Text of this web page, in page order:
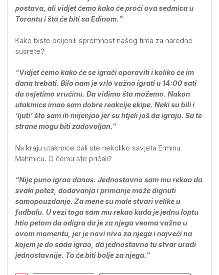
postava, ali vidjet ćemo kako će proći ova sedmica u
Torontu i šta će biti sa Edinom.”
Kako biste ocijenili spremnost našeg tima za naredne
susrete?
“Vidjet ćemo kako će se igrači oporaviti i koliko će im
dana trebati. Bilo nam je vrlo važno igrati u 14:00 sati
da osjetimo vrućinu. Da vidimo šta možemo. Nakon
utakmice imao sam dobre reakcije ekipe. Neki su bili i
‘ljuti’ što sam ih mijenjao jer su htjeli još da igraju. Sa te
strane mogu biti zadovoljan.”
Na kraju utakmice dali ste nekoliko savjeta Erminu
Mahmiću. O čemu ste pričali?
“Nije puno igrao danas. Jednostavno sam mu rekao da
svaki potez, dodavanja i primanje može dignuti
samopouzdanje. Za mene su male stvari velike u
fudbalu. U vezi toga sam mu rekao kada je jednu loptu
htio petom da odigra da je za njega veoma važno u
ovom momentu, jer je novi nivo za njega i najveći na
kojem je do sada igrao, da jednostavno tu stvar uradi
jednostavnije. To će biti bolje za njega.”